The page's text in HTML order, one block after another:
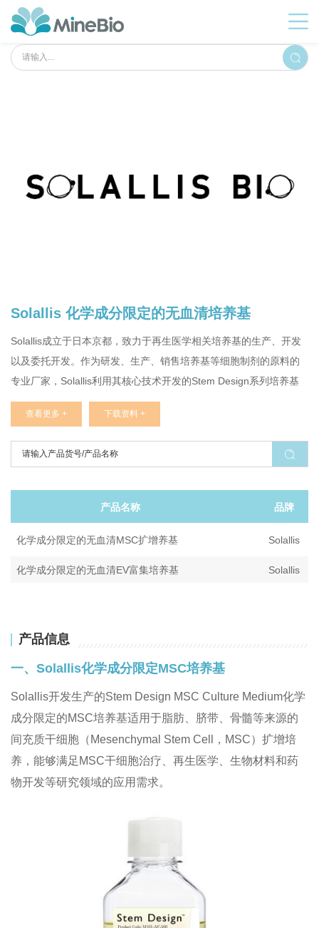
Solallis 化学成分限定的无血清培养基
Solallis成立于日本京都，致力于再生医学相关培养基的生产、开发
以及委托开发。作为研发、生产、销售培养基等细胞制剂的原料的
专业厂家，Solallis利用其核心技术开发的Stem Design系列培养基
产品在表现出较高增殖性能的同时，又能以较低的价格为用户提供
产品。
查看更多 + 下载资料 +
产品名称 品牌
化学成分限定的无血清MSC扩增养基 Solallis
化学成分限定的无血清EV富集培养基 Solallis
产品信息
一、Solallis化学成分限定MSC培养基
Solallis开发生产的Stem Design MSC Culture Medium化学
成分限定的MSC培养基适用于脂肪、脐带、骨髓等来源的
间充质干细胞（Mesenchymal Stem Cell，MSC）扩增培
养，能够满足MSC干细胞治疗、再生医学、生物材料和药
物开发等研究领域的应用需求。